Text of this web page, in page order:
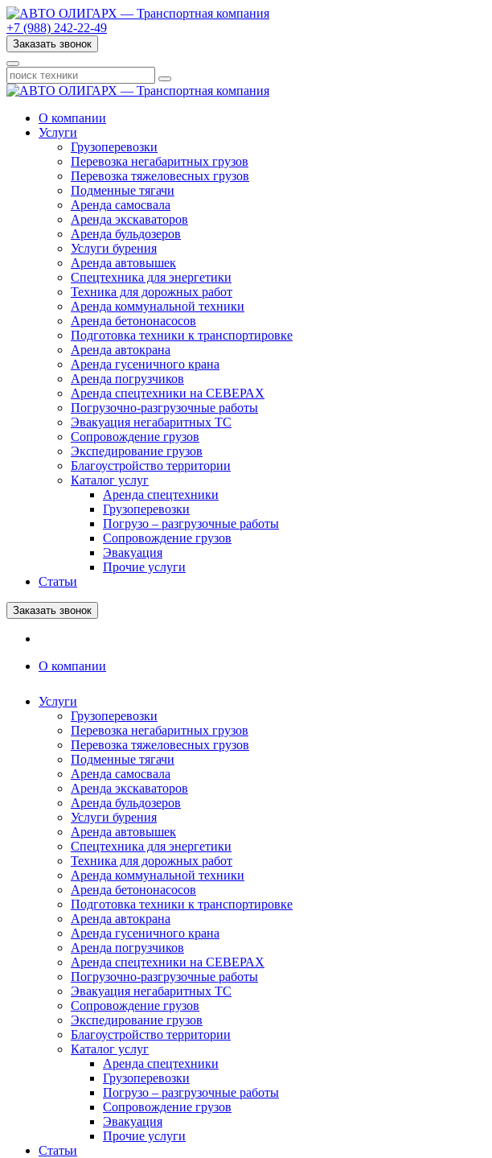
+7 (988) 242-22-49
Заказать звонок
О компании
Услуги
Грузоперевозки
Перевозка негабаритных грузов
Перевозка тяжеловесных грузов
Подменные тягачи
Аренда самосвала
Аренда экскаваторов
Аренда бульдозеров
Услуги бурения
Аренда автовышек
Спецтехника для энергетики
Техника для дорожных работ
Аренда коммунальной техники
Аренда бетононасосов
Подготовка техники к транспортировке
Аренда автокрана
Аренда гусеничного крана
Аренда погрузчиков
Аренда спецтехники на СЕВЕРАХ
Погрузочно-разгрузочные работы
Эвакуация негабаритных ТС
Сопровождение грузов
Экспедирование грузов
Благоустройство территории
Каталог услуг
Аренда спецтехники
Грузоперевозки
Погрузо – разгрузочные работы
Сопровождение грузов
Эвакуация
Прочие услуги
Статьи
Заказать звонок
О компании
Услуги
Грузоперевозки
Перевозка негабаритных грузов
Перевозка тяжеловесных грузов
Подменные тягачи
Аренда самосвала
Аренда экскаваторов
Аренда бульдозеров
Услуги бурения
Аренда автовышек
Спецтехника для энергетики
Техника для дорожных работ
Аренда коммунальной техники
Аренда бетононасосов
Подготовка техники к транспортировке
Аренда автокрана
Аренда гусеничного крана
Аренда погрузчиков
Аренда спецтехники на СЕВЕРАХ
Погрузочно-разгрузочные работы
Эвакуация негабаритных ТС
Сопровождение грузов
Экспедирование грузов
Благоустройство территории
Каталог услуг
Аренда спецтехники
Грузоперевозки
Погрузо – разгрузочные работы
Сопровождение грузов
Эвакуация
Прочие услуги
Статьи